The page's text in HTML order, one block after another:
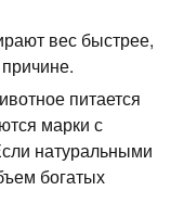
вес быстрее,
питается
марки с
натуральными
богатых